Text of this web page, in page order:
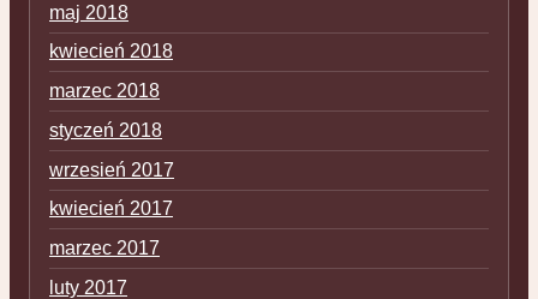
maj 2018
kwiecień 2018
marzec 2018
styczeń 2018
wrzesień 2017
kwiecień 2017
marzec 2017
luty 2017